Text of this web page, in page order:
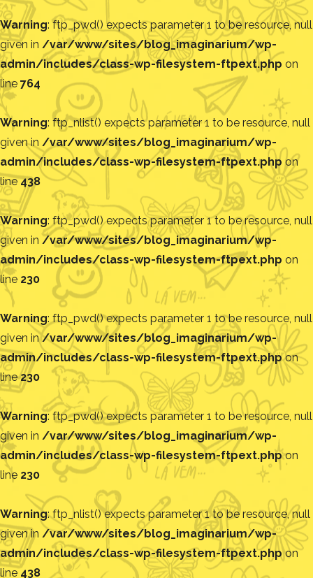
Warning: ftp_pwd() expects parameter 1 to be resource, null
given in /var/www/sites/blog_imaginarium/wp-
admin/includes/class-wp-filesystem-ftpext.php on
line 764
Warning: ftp_nlist() expects parameter 1 to be resource, null
given in /var/www/sites/blog_imaginarium/wp-
admin/includes/class-wp-filesystem-ftpext.php on
line438
Warning: ftp_pwd() expects parameter 1 to be resource, null
given in /var/www/sites/blog_imaginarium/wp-
admin/includes/class-wp-filesystem-ftpext.php on
line 230
Warning: ftp_pwd() expects parameter 1 to be resource, null
given in/var/www/sites/blog_imaginarium/wp-
admin/includes/class-wp-filesystem-ftpext.phpon
line230
Warning: ftp_pwd() expects parameter 1 to be resource, null
given in /var/www/sites/blog_imaginarium/wp-
admin/includes/class-wp-filesystem-ftpext.phpon
line 230
Warning: ftp_nlist() expects parameter 1 to be resource, null
given in /var/www/sites/blog_imaginarium/wp-
admin/includes/class-wp-filesystem-ftpext.phpon
line438